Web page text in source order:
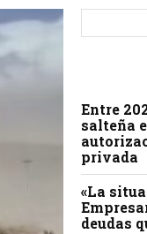
Entre
salteña
privada
«La
deudas